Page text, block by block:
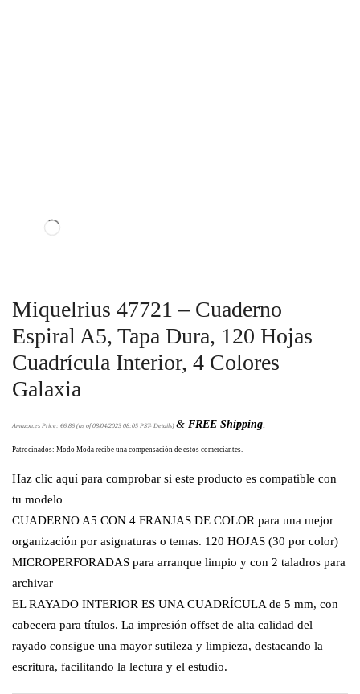
Miquelrius 47721 – Cuaderno
Espiral A5, Tapa Dura, 120 Hojas
Cuadrícula Interior, 4 Colores
Galaxia
Amazon.es Price: €6.86 (as of 08/04/2023 08:05 PST- Details) & FREE Shipping.
Patrocinados: Modo Moda recibe una compensación de estos comerciantes.
Haz clic aquí para comprobar si este producto es compatible con
tu modelo
CUADERNO A5 CON 4 FRANJAS DE COLOR para una mejor
organización por asignaturas o temas. 120 HOJAS (30 por color)
MICROPERFORADAS para arranque limpio y con 2 taladros para
archivar
EL RAYADO INTERIOR ES UNA CUADRÍCULA de 5 mm, con
cabecera para títulos. La impresión offset de alta calidad del
rayado consigue una mayor sutileza y limpieza, destacando la
escritura, facilitando la lectura y el estudio.